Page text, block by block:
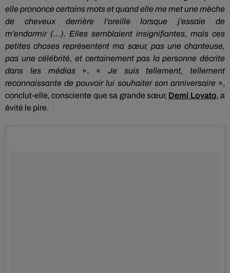
elle prononce certains mots et quand elle me met une mèche
de cheveux derrière l’oreille lorsque j’essaie de
m’endormir (…). Elles semblaient insignifiantes, mais ces
petites chosesreprésentent ma sœur, pas une chanteuse,
pas une célébrité, et certainement pas la personne décrite
dans les médias». « Je suis tellement, tellement
reconnaissante de pouvoir lui souhaiter son anniversaire»,
conclut-elle, consciente que sa grande sœur, Demi Lovato, a
évité le pire.